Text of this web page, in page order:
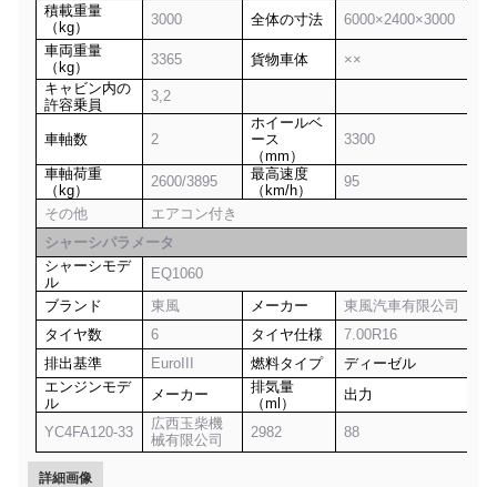
積載重量
（kg）
3000 全体の寸法
6000×2400×3000
車両重量
（kg）
3365 貨物車体
××
キャビン内の
許容乗員
3,2
車軸数 2
ホイールベ
ース
（mm）
3300
車軸荷重
（kg）
2600/3895
最高速度
（km/h）
95
その他
エアコン付き
シャーシパラメータ
シャーシモデ
ル
EQ1060
ブランド
東風 メーカー
東風汽車有限公司
タイヤ数
6 タイヤ仕様
7.00R16
排出基準
EuroIII 燃料タイプ
ディーゼル
エンジンモデ
ル
メーカー
排気量
（ml）
出力
YC4FA120-33
広西玉柴機
械有限公司
2982 88
詳細画像